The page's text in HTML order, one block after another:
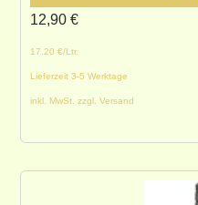
17.20 €/Ltr.
Lieferzeit 3-5 Werktage
inkl. MwSt. zzgl. Versand
12,90 €